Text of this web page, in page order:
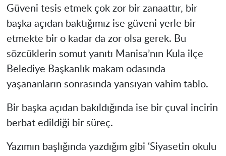
Güveni tesis etmek çok zor bir zanaattır, bir
başka açıdan baktığımız ise güveni yerle bir
etmekte bir o kadar da zor olsa gerek. Bu
sözcüklerin somut yanıtı Manisa’nın Kula ilçe
Belediye Başkanlık makam odasında
yaşananların sonrasında yansıyan vahim tablo.
Bir başka açıdan bakıldığında ise bir çuval incirin
berbat edildiği bir süreç.
Yazımın başlığında yazdığım gibi ‘Siyasetin okulu